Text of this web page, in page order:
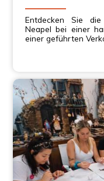
Entdecken Sie
Neapel bei einer
einer geführten